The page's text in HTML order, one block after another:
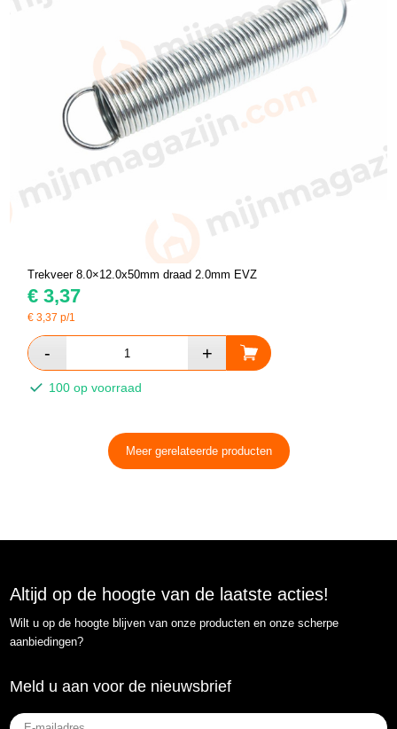
Trekveer 8.0×12.0x50mm draad 2.0mm EVZ
€ 3,37
€3,37 p/1
100 op voorraad
Meer gerelateerde producten
Altijd op de hoogte van de laatste acties!
Wilt u op de hoogte blijven van onze producten en onze scherpe
aanbiedingen?
Meld u aan voor de nieuwsbrief
E-